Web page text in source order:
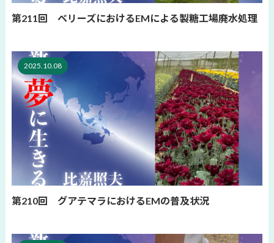
第211回 ベリーズにおけるEMによる製糖工場廃水処理
2025.10.08
第210回 グアテマラにおけるEMの普及状況